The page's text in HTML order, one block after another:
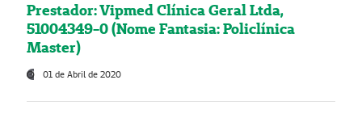
Prestador: Vipmed Clínica Geral Ltda,
51004349-0 (Nome Fantasia: Policlínica
Master)
01 de Abril de 2020